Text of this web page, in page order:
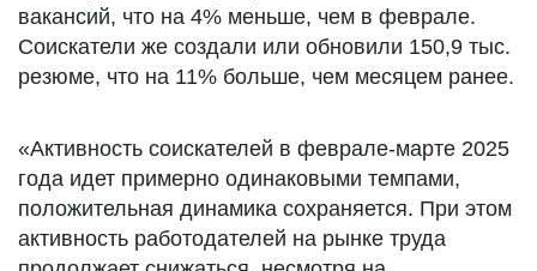
вакансий, что на 4% меньше, чем в феврале.
Соискатели же создали или обновили 150,9 тыс.
резюме, что на 11% больше, чем месяцем ранее.
«Активность соискателей в феврале-марте 2025
года идет примерно одинаковыми темпами,
положительная динамика сохраняется. При этом
активность работодателей на рынке труда